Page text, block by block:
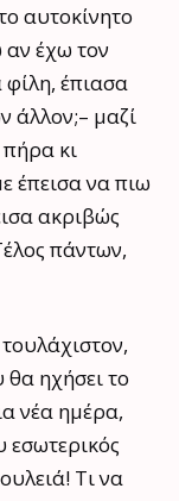
αυτοκίνητο
έχω τον
έπιασα
άλλον;– μαζί
κι
έπεισα να πιω
ακριβώς
πάντων,
θα ηχήσει το
νέα ημέρα,
εσωτερικός
Τι να